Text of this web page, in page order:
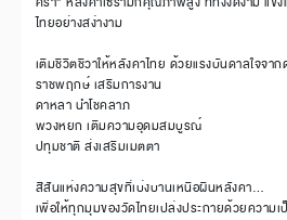
ไทยอย่างสง่างาม
เติมชีวิตชีวาให้หลังคาไทย ด้วยแรงบันดาลใจจา
ราชพฤกษ์ เสริมการงาน
ดาหลา นำโชคลาภ
พวงหยก เติมความอุดมสมบูรณ์
ปทุมชาติ ส่งเสริมเมตตา
สีสันแห่งความสุขที่เบ่งบานเหนือผืนหลังคา…
เพื่อให้ทุกมุมของวัดไทยเปล่งประกายด้วยความ